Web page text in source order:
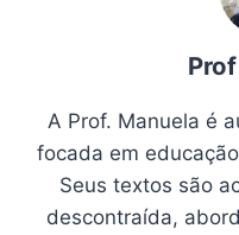
A Prof. Manuela é
focada em
Seus textos são
descontraída,